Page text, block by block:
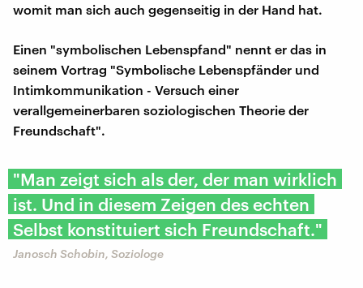
womit man sich auch gegenseitig in der Hand hat.
Einen "symbolischen Lebenspfand" nennt er das in
seinem Vortrag "Symbolische Lebenspfänder und
Intimkommunikation - Versuch einer
verallgemeinerbaren soziologischen Theorie der
Freundschaft".
"Man zeigt sich als der, der man wirklich
ist. Und in diesem Zeigen des echten
Selbst konstituiert sich Freundschaft."
Janosch Schobin, Soziologe